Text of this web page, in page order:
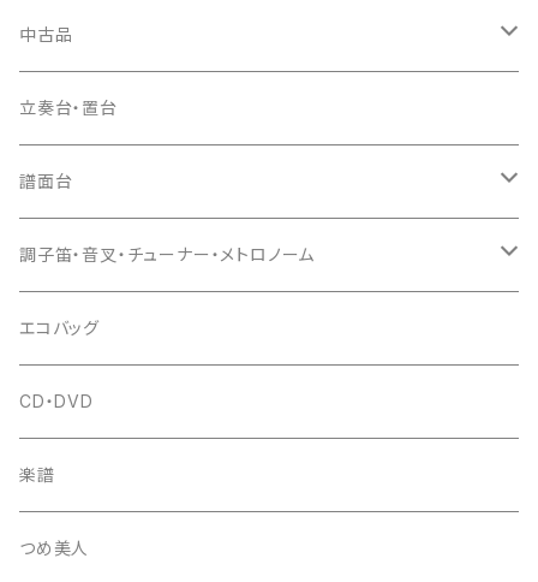
爪入
爪駒入
猫足入
爪ばさみ
箏柱
柱入
平柱入
三角柱入
琴台
13絃用琴台（低）
桐柱箱
胴掛
根緒
糸
(丸三) 寿糸
はつね糸
駒
地唄駒
長唄駒
糸駒入
爪駒入
撥入
一丁撥入
撥
つゆ切り
お祭り用７穴
太鼓撥
手拍子（チャンチャン）
当り鉦
シュモク（当り鉦バチ）
中古品
箏（本体）
三味線（本体）
立奏台・置台
譜面台
座奏用譜面台
立奏用譜面台
調子笛・音叉・チューナー・メトロノーム
調子笛・音叉
チューナー・メトロノーム
エコバッグ
CD・DVD
楽譜
つめ美人